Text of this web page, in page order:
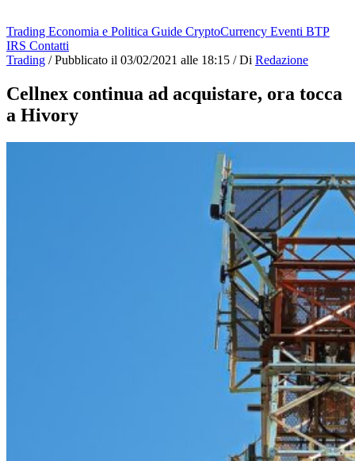
Trading Economia e Politica Guide CryptoCurrency Eventi BTP
IRS Contatti
Trading / Pubblicato il 03/02/2021 alle 18:15 / Di Redazione
Cellnex continua ad acquistare, ora tocca
a Hivory